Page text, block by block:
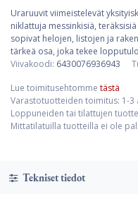
Uraruuvit viimeistelevät
niklattuja messinkisiä,
sopivat helojen, listojen ja
tärkeä osa, joka tekee
Viivakoodi: 6430076936943
Lue toimitusehtomme tästä
Varastotuotteiden toimitus: 1-3
Loppuneiden tai tilattujen
Mittatilatuilla tuotteilla ei ole
Tekniset tiedot